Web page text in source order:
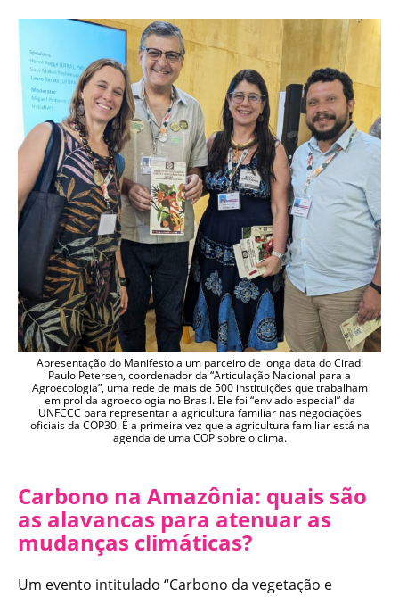
Apresentação do Manifesto a um parceiro de longa data do Cirad:
Paulo Petersen, coordenador da “Articulação Nacional para a
Agroecologia”, uma rede de mais de 500 instituições que trabalham
em prol da agroecologia no Brasil. Ele foi “enviado especial” da
UNFCCC para representar a agricultura familiar nas negociações
oficiais da COP30. É a primeira vez que a agricultura familiar está na
agenda de uma COP sobre o clima.
Carbono na Amazônia: quais são
as alavancas para atenuar as
mudanças climáticas?
Um evento intitulado “Carbono da vegetação e